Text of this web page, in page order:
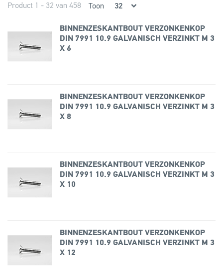
Product 1 - 32 van 458 Toon
BINNENZESKANTBOUT VERZONKENKOP
DIN 7991 10.9 GALVANISCH VERZINKT M 3
X 6
BINNENZESKANTBOUT VERZONKENKOP
DIN 7991 10.9 GALVANISCH VERZINKT M 3
X 8
BINNENZESKANTBOUT VERZONKENKOP
DIN 7991 10.9 GALVANISCH VERZINKT M 3
X 10
BINNENZESKANTBOUT VERZONKENKOP
DIN 7991 10.9 GALVANISCH VERZINKT M 3
X 12